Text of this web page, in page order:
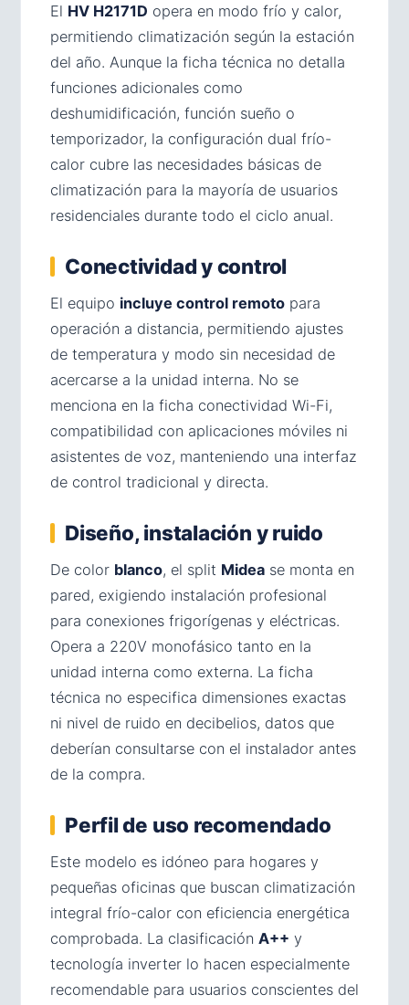
El HV H2171D opera en modo frío y calor,
permitiendo climatización según la estación
del año. Aunque la ficha técnica no detalla
funciones adicionales como
deshumidificación, función sueño o
temporizador, la configuración dual frío-
calor cubre las necesidades básicas de
climatización para la mayoría de usuarios
residenciales durante todo el ciclo anual.
Conectividad y control
El equipo incluye control remoto para
operación a distancia, permitiendo ajustes
de temperatura y modo sin necesidad de
acercarse a la unidad interna. No se
menciona en la ficha conectividad Wi-Fi,
compatibilidad con aplicaciones móviles ni
asistentes de voz, manteniendo una interfaz
de control tradicional y directa.
Diseño, instalación y ruido
De color blanco, el split Midea se monta en
pared, exigiendo instalación profesional
para conexiones frigorígenas y eléctricas.
Opera a 220V monofásico tanto en la
unidad interna como externa. La ficha
técnica no especifica dimensiones exactas
ni nivel de ruido en decibelios, datos que
deberían consultarse con el instalador antes
de la compra.
Perfil de uso recomendado
Este modelo es idóneo para hogares y
pequeñas oficinas que buscan climatización
integral frío-calor con eficiencia energética
comprobada. La clasificación A++ y
tecnología inverter lo hacen especialmente
recomendable para usuarios conscientes del